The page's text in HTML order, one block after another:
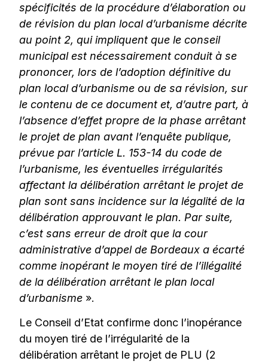
spécificités de la procédure d’élaboration ou
de révision du plan local d’urbanisme décrite
au point 2, qui impliquent que le conseil
municipal est nécessairement conduit à se
prononcer, lors de l’adoption définitive du
plan local d’urbanisme ou de sa révision, sur
le contenu de ce document et, d’autre part, à
l’absence d’effet propre de la phase arrêtant
le projet de plan avant l’enquête publique,
prévue par l’article L. 153-14 du code de
l’urbanisme, les éventuelles irrégularités
affectant la délibération arrêtant le projet de
plan sont sans incidence sur la légalité de la
délibération approuvant le plan. Par suite,
c’est sans erreur de droit que la cour
administrative d’appel de Bordeaux a écarté
comme inopérant le moyen tiré de l’illégalité
de la délibération arrêtant le plan local
d’urbanisme ».
Le Conseil d’Etat confirme donc l’inopérance
du moyen tiré de l’irrégularité de la
délibération arrêtant le projet de PLU (2